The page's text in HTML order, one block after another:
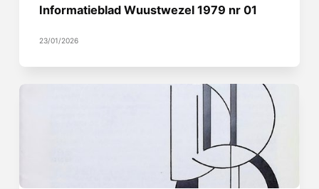
Informatieblad Wuustwezel 1979 nr 01
23/01/2026